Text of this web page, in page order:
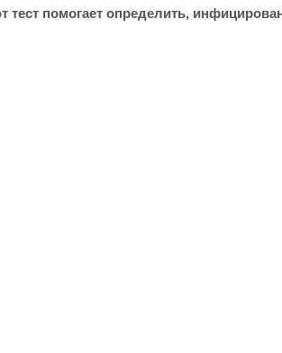
помогает определить,